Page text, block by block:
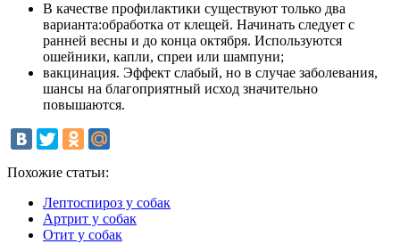
В качестве профилактики существуют только два
варианта:обработка от клещей. Начинать следует с
ранней весны и до конца октября. Используются
ошейники, капли, спреи или шампуни;
вакцинация. Эффект слабый, но в случае заболевания,
шансы на благоприятный исход значительно
повышаются.
Похожие статьи:
Лептоспироз у собак
Артрит у собак
Отит у собак